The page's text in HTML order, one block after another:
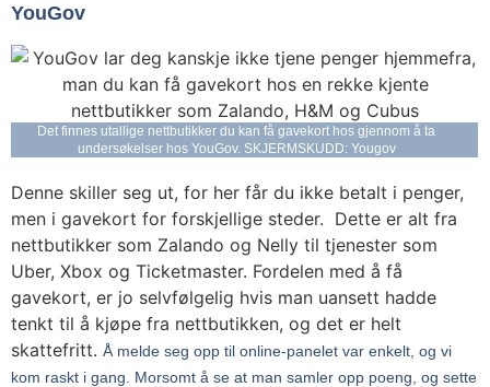
YouGov
Det finnes utallige nettbutikker du kan få gavekort hos gjennom å ta
undersøkelser hos YouGov. SKJERMSKUDD: Yougov
Denne skiller seg ut, for her får du ikke betalt i penger,
men i gavekort for forskjellige steder. Dette er alt fra
nettbutikker som Zalando og Nelly til tjenester som
Uber, Xbox og Ticketmaster. Fordelen med å få
gavekort, er jo selvfølgelig hvis man uansett hadde
tenkt til å kjøpe fra nettbutikken, og det er helt
skattefritt. Å melde seg opp til online-panelet var enkelt, og vi
kom raskt i gang. Morsomt å se at man samler opp poeng, og sette